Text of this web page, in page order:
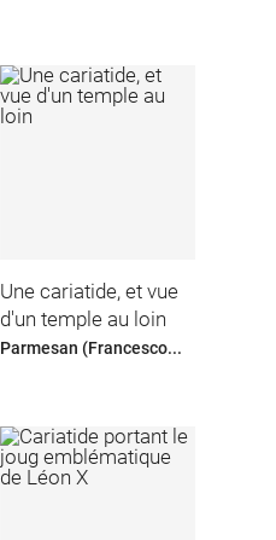
Une cariatide, et vue
d'un temple au loin
Parmesan (Francesco...